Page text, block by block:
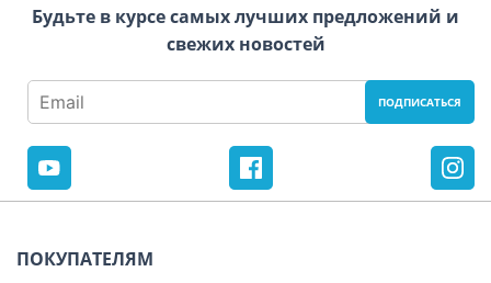
Будьте в курсе самых лучших предложений и
свежих новостей
ПОКУПАТЕЛЯМ